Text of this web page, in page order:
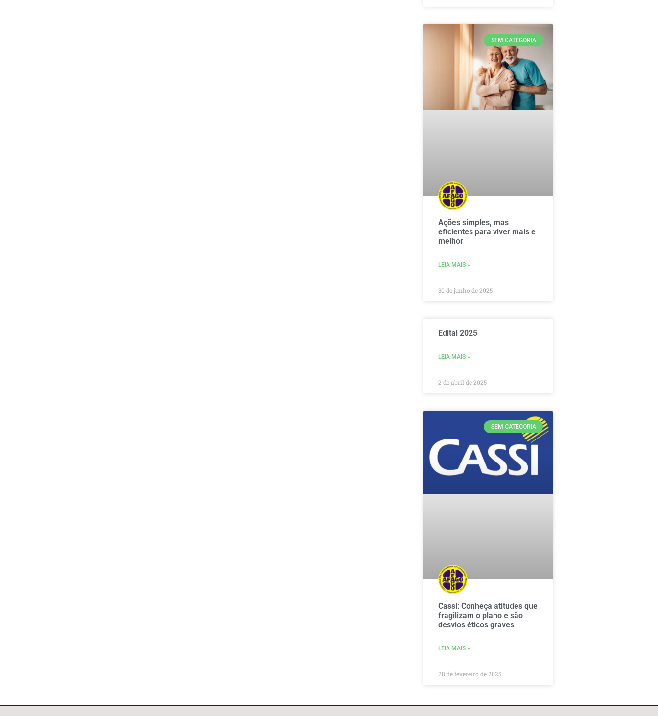
SEM CATEGORIA
Ações simples, mas
eficientes para viver mais e
melhor
LEIA MAIS »
30 de junho de 2025
Edital 2025
LEIA MAIS »
2 de abril de 2025
SEM CATEGORIA
Cassi: Conheça atitudes que
fragilizam o plano e são
desvios éticos graves
LEIA MAIS »
28 de fevereiro de 2025